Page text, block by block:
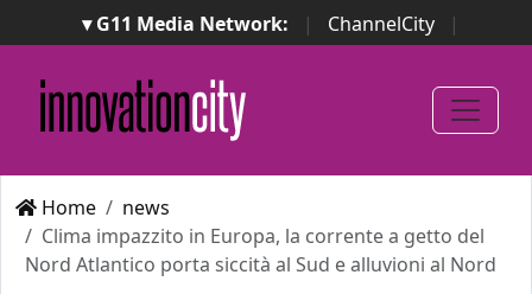
▾ G11 Media Network: | ChannelCity
|
ImpresaCity | SecurityOpenLab | Italian Channel
Awards
Italian Project Awards
Italian Security
Awards
Home
news
Clima impazzito in Europa, la corrente a getto del
Nord Atlantico porta siccità al Sud e alluvioni al Nord